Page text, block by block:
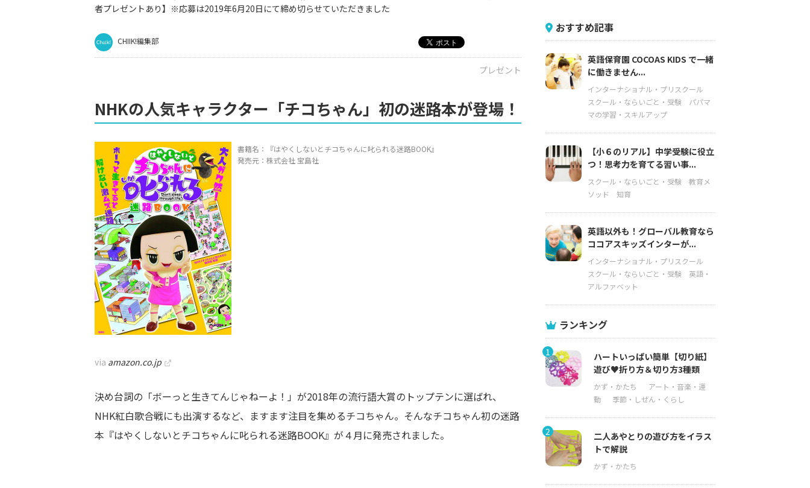
者プレゼントあり】※応募は2019年6月20日にて締め切らせていただきました
CHIIK!編集部
プレゼント
NHKの人気キャラクター「チコちゃん」初の迷路本が登場！
書籍名：『はやくしないとチコちゃんに叱られる迷路BOOK』
発売元：株式会社 宝島社
via amazon.co.jp
決め台詞の「ボーっと生きてんじゃねーよ！」が2018年の流行語大賞のトップテンに選ばれ、
NHK紅白歌合戦にも出演するなど、ますます注目を集めるチコちゃん。そんなチコちゃん初の迷路
本『はやくしないとチコちゃんに叱られる迷路BOOK』が４月に発売されました。
おすすめ記事
英語保育園 COCOAS KIDS で一緒
に働きません...
インターナショナル・プリスクール
スクール・ならいごと・受験
パパマ
マの学習・スキルアップ
【小６のリアル】中学受験に役立
つ！思考力を育てる習い事...
スクール・ならいごと・受験
教育メ
ソッド
知育
英語以外も！グローバル教育なら
ココアスキッズインターが...
インターナショナル・プリスクール
スクール・ならいごと・受験
英語・
アルファベット
ランキング
1
ハートいっぱい簡単【切り紙】
遊び♥折り方＆切り方3種類
2
二人あやとりの遊び方をイラス
トで解説